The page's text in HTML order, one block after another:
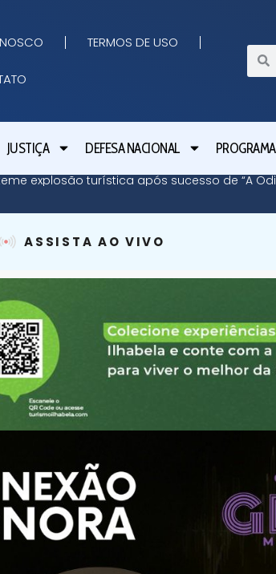
TERMOS DE USO
JUSTIÇA DEFESA NACIONAL
explosão turística após sucesso de “A
ASSISTA AO VIVO